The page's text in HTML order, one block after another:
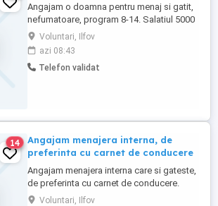
Angajam o doamna pentru menaj si gatit,
nefumatoare, program 8-14. Salatiul 5000
de RON. Permisul auto este de dorit
Voluntari, Ilfov
azi 08:43
Telefon validat
14
Angajam menajera interna, de
preferinta cu carnet de conducere
Angajam menajera interna care si gateste,
de preferinta cu carnet de conducere.
Voluntari, Ilfov